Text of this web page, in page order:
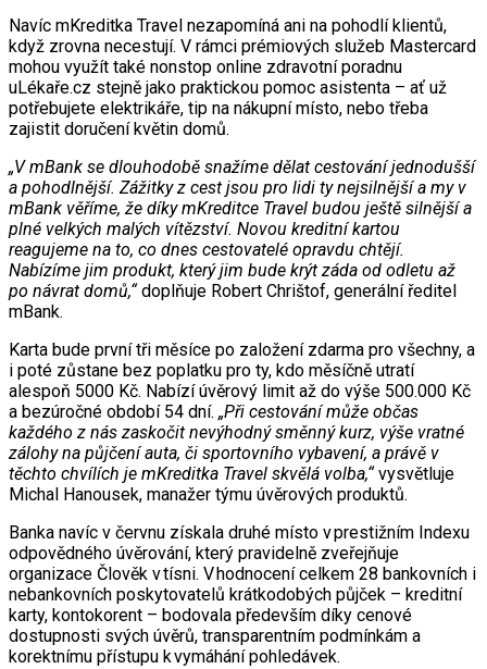
Navíc mKreditka Travel nezapomíná ani na pohodlí klientů,
když zrovna necestují. V rámci prémiových služeb Mastercard
mohou využít také nonstop online zdravotní poradnu
uLékaře.cz stejně jako praktickou pomoc asistenta – ať už
potřebujete elektrikáře, tip na nákupní místo, nebo třeba
zajistit doručení květin domů.
„V mBank se dlouhodobě snažíme dělat cestování jednodušší
a pohodlnější. Zážitky z cest jsou pro lidi ty nejsilnější a my v
mBank věříme, že díky mKreditce Travel budou ještě silnější a
plné velkých malých vítězství. Novou kreditní kartou
reagujeme na to, co dnes cestovatelé opravdu chtějí.
Nabízíme jim produkt, který jim bude krýt záda od odletu až
po návrat domů,“ doplňuje Robert Chrištof, generální ředitel
mBank.
Karta bude první tři měsíce po založení zdarma pro všechny, a
i poté zůstane bez poplatku pro ty, kdo měsíčně utratí
alespoň 5000 Kč. Nabízí úvěrový limit až do výše 500.000 Kč
a bezúročné období 54 dní. „Při cestování může občas
každého z nás zaskočit nevýhodný směnný kurz, výše vratné
zálohy na půjčení auta, či sportovního vybavení, a právě v
těchto chvílích je mKreditka Travel skvělá volba,“ vysvětluje
Michal Hanousek, manažer týmu úvěrových produktů.
Banka navíc v červnu získala druhé místo v prestižním Indexu
odpovědného úvěrování, který pravidelně zveřejňuje
organizace Člověk v tísni. V hodnocení celkem 28 bankovních i
nebankovních poskytovatelů krátkodobých půjček – kreditní
karty, kontokorent – bodovala především díky cenové
dostupnosti svých úvěrů, transparentním podmínkám a
korektnímu přístupu k vymáhání pohledávek.